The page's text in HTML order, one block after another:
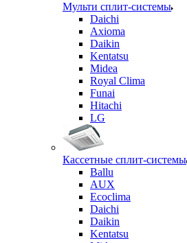
Мульти сплит-системы
Daichi
Axioma
Daikin
Kentatsu
Midea
Royal Clima
Funai
Hitachi
LG
Кассетные сплит-системы
Ballu
AUX
Ecoclima
Daichi
Daikin
Kentatsu